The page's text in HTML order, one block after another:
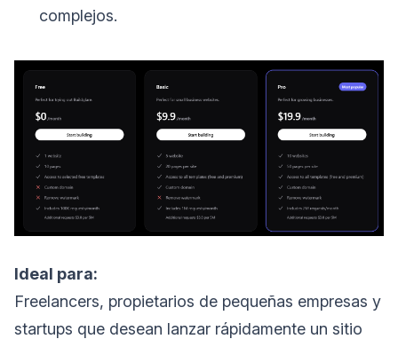
complejos.
Ideal para:
Freelancers, propietarios de pequeñas empresas y
startups que desean lanzar rápidamente un sitio